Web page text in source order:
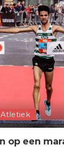
Atletiek
op een